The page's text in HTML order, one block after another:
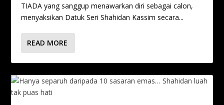
TIADA yang sanggup menawarkan diri sebagai calon,
menyaksikan Datuk Seri Shahidan Kassim secara...
READ MORE